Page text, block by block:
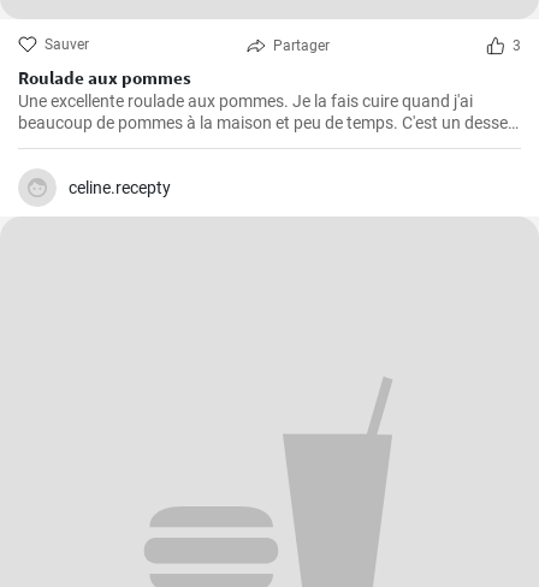
Sauver Partager 3
Roulade aux pommes
Une excellente roulade aux pommes. Je la fais cuire quand j'ai
beaucoup de pommes à la maison et peu de temps. C'est un dessert
rapide et facile qui plait toujours.
celine.recepty